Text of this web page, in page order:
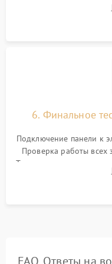
термостойкого
6. Финальное
Подключение панели к
Проверка работы всех
Тестирование
остаточного